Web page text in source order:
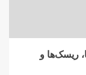
ریسک‌ها و